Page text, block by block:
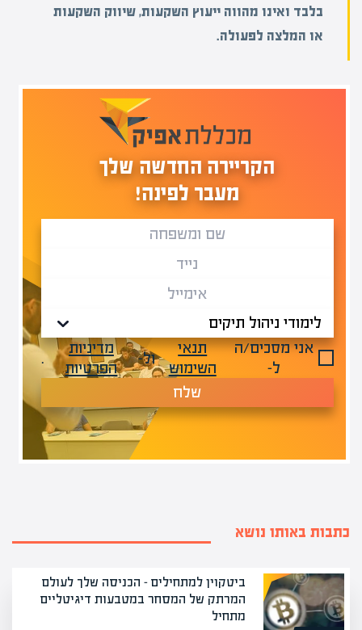
בלבד ואינו מהווה ייעוץ השקעות, שיווק השקעות
או המלצה לפעולה.
הקריירה החדשה שלך
מעבר לפינה!
אני מסכים/ה
ל-
תנאי
השימוש
ול-
מדיניות
הפרטיות
.
שלח
כתבות באותו נושא
ביטקוין למתחילים – הכניסה שלך לעולם
המרתק של המסחר במטבעות דיגיטליים
מתחיל